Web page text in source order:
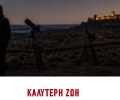
ΚΑΛΎΤΕΡΗ ΖΩΉ